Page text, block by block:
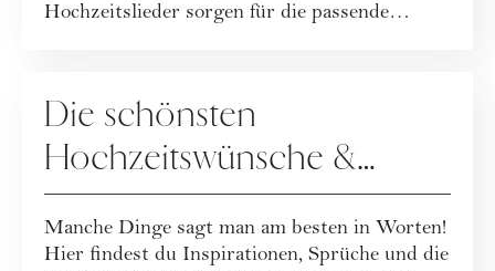
Hochzeitslieder sorgen für die passende
Die schönsten
Hochzeitswünsche &
Sprüche für Brautpaare
Manche Dinge sagt man am besten in Worten!
Hier findest du Inspirationen, Sprüche und die